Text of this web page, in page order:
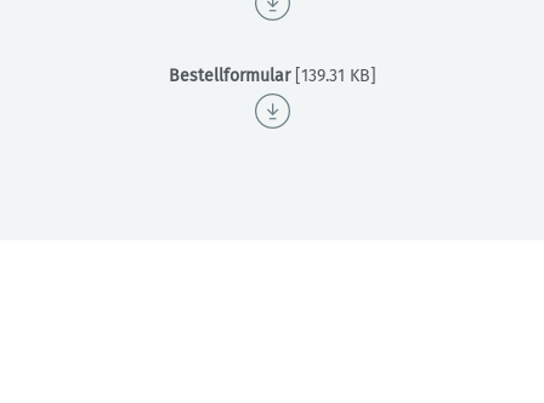
Bestellformular[139.31 KB]